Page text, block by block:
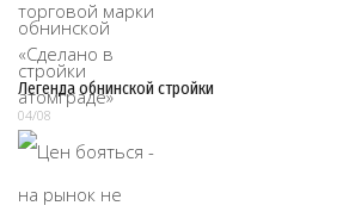
Легенда обнинской стройки
04/08